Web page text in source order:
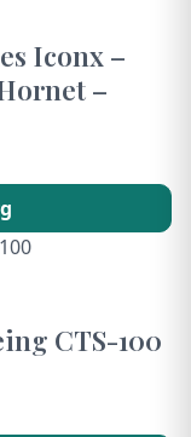
Iconx –
–
CTS-100